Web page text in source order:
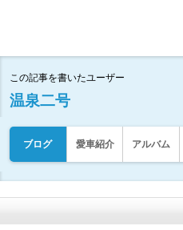
この記事を書いたユーザー
温泉二号
ブログ 愛車紹介 アルバム